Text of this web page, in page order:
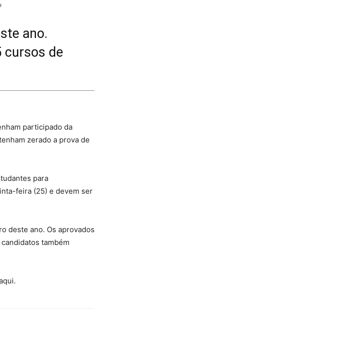
ano.
cursos de
participado da
zerado a prova de
para
feira (25) e devem ser
deste ano. Os aprovados
também